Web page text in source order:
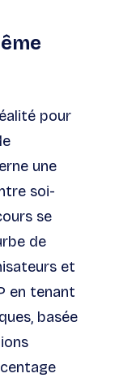
pour
une
soi-
se
de
et
en tenant
basée